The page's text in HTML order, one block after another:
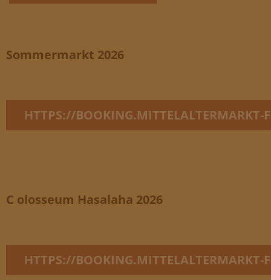
Sommermarkt 2026
HTTPS://BOOKING.MITTELALTERMARKT-
C olosseum Hasalaha 2026
HTTPS://BOOKING.MITTELALTERMARKT-